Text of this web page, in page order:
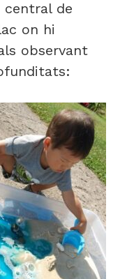
central de
on hi
observant